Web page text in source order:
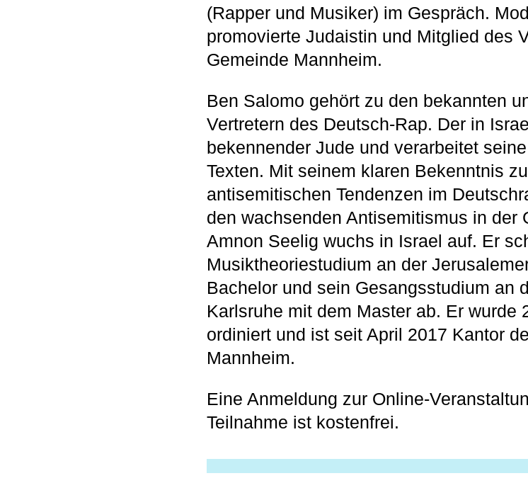
(Rapper und Musiker) im Gespräch.
promovierte Judaistin und Mitglied des
Gemeinde Mannheim.
Ben Salomo gehört zu den bekannten
Vertretern des Deutsch-Rap. Der in
bekennender Jude und verarbeitet
Texten. Mit seinem klaren Bekenntnis
antisemitischen Tendenzen im
den wachsenden Antisemitismus in der
Amnon Seelig wuchs in Israel auf. Er
Musiktheoriestudium an der
Bachelor und sein Gesangsstudium an
Karlsruhe mit dem Master ab. Er wurde
ordiniert und ist seit April 2017 Kantor
Mannheim.
Eine Anmeldung zur Online-
Teilnahme ist kostenfrei.